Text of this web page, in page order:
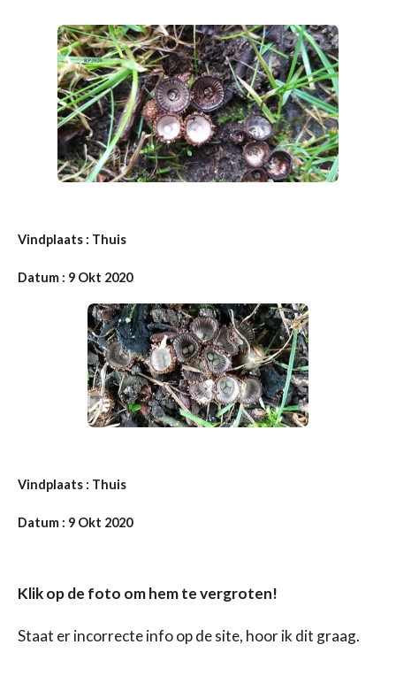
Vindplaats : Thuis
Datum : 9 Okt 2020
Vindplaats : Thuis
Datum : 9 Okt 2020
Klik op de foto om hem te vergroten!
Staat er incorrecte info op de site, hoor ik dit graag.